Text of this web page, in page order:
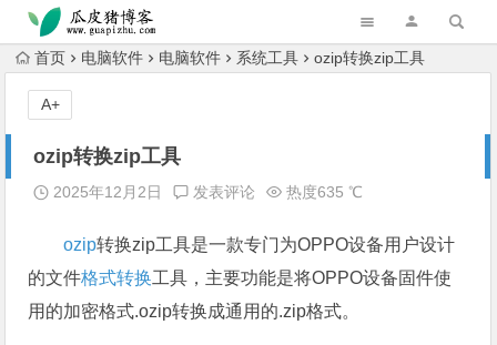
跳转到主内容
首页 电脑软件 电脑软件 系统工具 ozip转换zip工具
ozip转换zip工具
2025年12月2日 发表评论 热度635 ℃
ozip转换zip工具是一款专门为OPPO设备用户设计
的文件格式转换工具，主要功能是将OPPO设备固件使
用的加密格式.ozip转换成通用的.zip格式。
A+